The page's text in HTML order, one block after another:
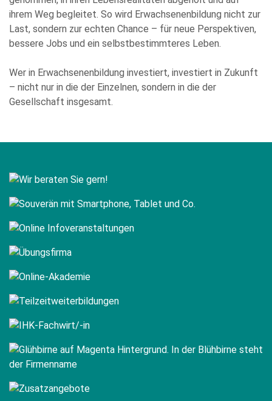
ihrem Weg begleitet. So wird Erwachsenenbildung nicht zur
Last, sondern zur echten Chance – für neue Perspektiven,
bessere Jobs und ein selbstbestimmteres Leben.
Wer in Erwachsenenbildung investiert, investiert in Zukunft
– nicht nur in die der Einzelnen, sondern in die der
Gesellschaft insgesamt.